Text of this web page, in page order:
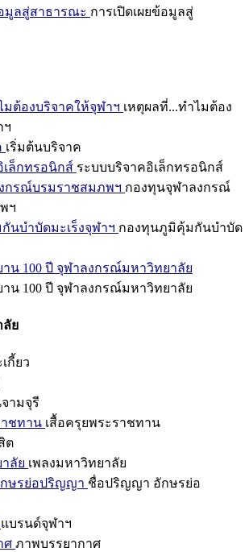
มูลสู่สาธารณะ การเปิดเผยข้อมูลสู่
มต้องบริจาคให้จุฬาฯ เหตุผลที่...ทำไมต้อง
ฯ
เริ่มต้นบริจาค
เล็กทรอนิกส์ ระบบบริจาคอิเล็กทรอนิกส์
กรณ์บรมราชสมภพฯ กองทุนจุฬาลงกรณ์
ฯ
นบำบัดมะเร็งจุฬาฯ กองทุนภูมิคุ้มกันบำบัด
น 100 ปี จุฬาลงกรณ์มหาวิทยาลัย
น 100 ปี จุฬาลงกรณ์มหาวิทยาลัย
ย
กี้ยว
ามจุรี
าชทาน เสื้อครุยพระราชทาน
ต
ลัย เพลงมหาวิทยาลัย
ษรย่อปริญญา ชื่อปริญญา อักษรย่อ
แบรนด์จุฬาฯ
ศ ภาพบรรยากาศ